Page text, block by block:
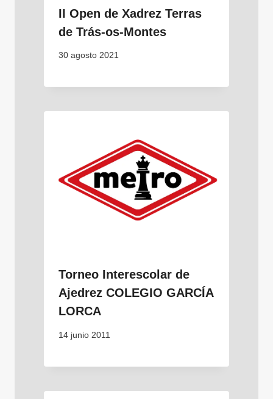
II Open de Xadrez Terras
de Trás-os-Montes
30 agosto 2021
Torneo Interescolar de
Ajedrez COLEGIO GARCÍA
LORCA
14 junio 2011